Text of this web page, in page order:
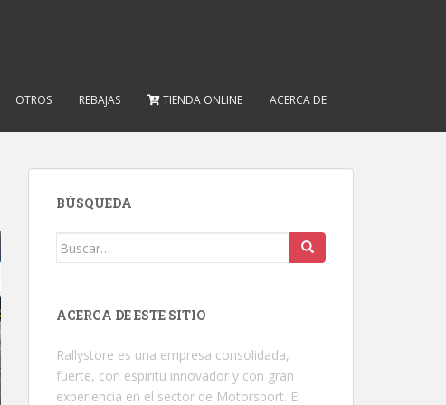
OTROS REBAJAS TIENDA ONLINE ACERCA DE
BÚSQUEDA
Buscar:
ACERCA DE ESTE SITIO
Rallystore es una empresa consolidada,
fuerte, con espíritu innovador y con gran
experiencia en el sector de Motorsport. El